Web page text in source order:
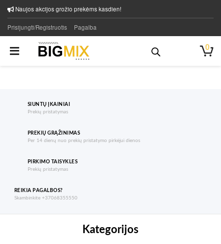
Naujos akcijos grožio prekėms kasdien!
Prisijungti/Registruotis Pagalba
0
SIUNTŲ ĮKAINIAI
Prekių pristatymas
PREKIŲ GRĄŽINIMAS
Per 14 dienų nuo prekių pristatymo pirkėjui dienos
PIRKIMO TAISYKLES
Prekių pristatymas
REIKIA PAGALBOS?
Skambinkite +37068355550
Kategorijos